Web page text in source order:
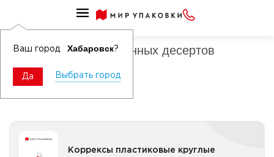
Ваш город Хабаровск?
Да Выбрать город
Упаковка для кондитерских изделий пластиковая
Упаковка для порционных десертов
Коррексы пластиковые круглые